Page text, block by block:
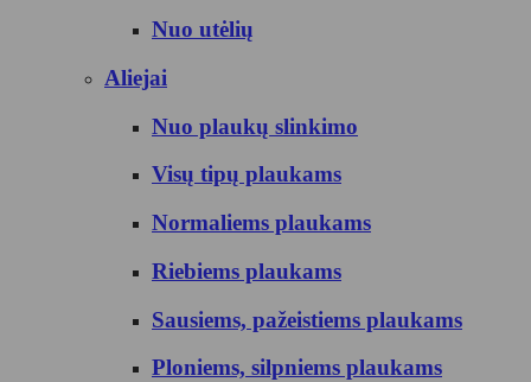
Nuo utėlių
Aliejai
Nuo plaukų slinkimo
Visų tipų plaukams
Normaliems plaukams
Riebiems plaukams
Sausiems, pažeistiems plaukams
Ploniems, silpniems plaukams